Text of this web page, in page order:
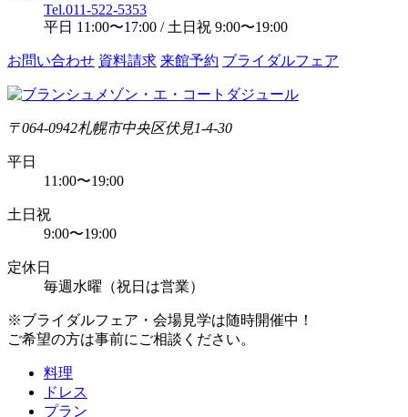
Tel.011-522-5353
平日 11:00〜17:00 / 土日祝 9:00〜19:00
お問い合わせ 資料請求 来館予約 ブライダルフェア
〒064-0942札幌市中央区伏見1-4-30
平日
11:00〜19:00
土日祝
9:00〜19:00
定休日
毎週水曜（祝日は営業）
※ブライダルフェア・会場見学は随時開催中！
ご希望の方は事前にご相談ください。
料理
ドレス
プラン